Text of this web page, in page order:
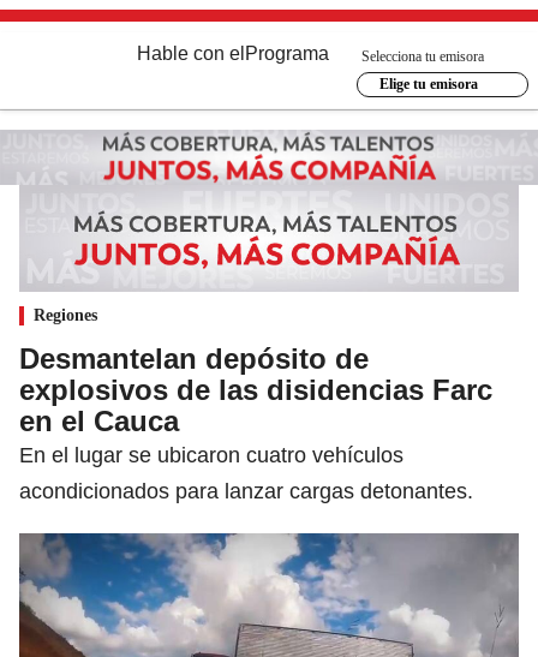
Hable con el Programa
Selecciona tu emisora
Elige tu emisora
Regiones
Desmantelan depósito de
explosivos de las disidencias Farc
en el Cauca
En el lugar se ubicaron cuatro vehículos
acondicionados para lanzar cargas detonantes.